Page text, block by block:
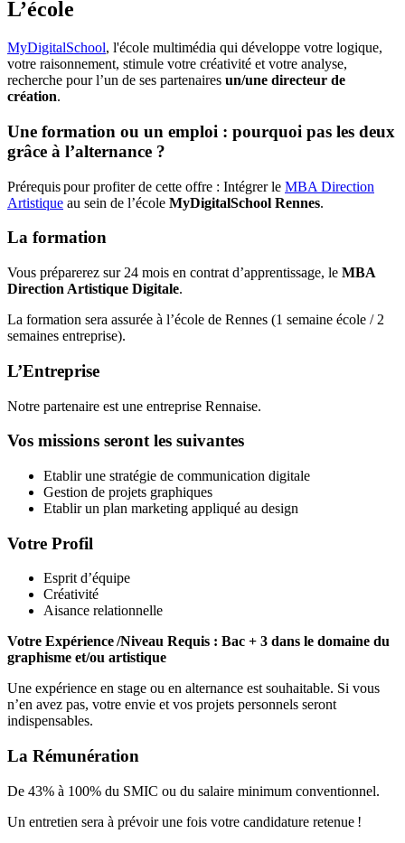
L’école
MyDigitalSchool, l'école multimédia qui développe votre logique,
votre raisonnement, stimule votre créativité et votre analyse,
recherche pour l’un de ses partenaires un/une directeur de
création.
Une formation ou un emploi : pourquoi pas les deux
grâce à l’alternance ?
Prérequis pour profiter de cette offre : Intégrer le MBA Direction
Artistique au sein de l’école MyDigitalSchool Rennes.
La formation
Vous préparerez sur 24 mois en contrat d’apprentissage, le MBA
Direction Artistique Digitale.
La formation sera assurée à l’école de Rennes (1 semaine école / 2
semaines entreprise).
L’Entreprise
Notre partenaire est une entreprise Rennaise.
Vos missions seront les suivantes
Etablir une stratégie de communication digitale
Gestion de projets graphiques
Etablir un plan marketing appliqué au design
Votre Profil
Esprit d’équipe
Créativité
Aisance relationnelle
Votre Expérience/Niveau Requis : Bac + 3 dans le domaine du
graphisme et/ou artistique
Une expérience en stage ou en alternance est souhaitable. Si vous
n’en avez pas, votre envie et vos projets personnels seront
indispensables.
La Rémunération
De 43% à 100% du SMIC ou du salaire minimum conventionnel.
Un entretien sera à prévoir une fois votre candidature retenue !